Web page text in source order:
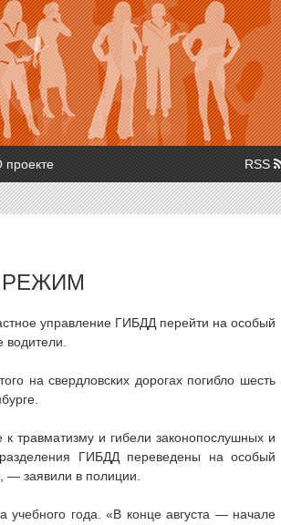
проекте RSS
РЕЖИМ
управление ГИБДД перейти на особый
на свердловских дорогах погибло шесть
травматизму и гибели законопослушных и
ГИБДД переведены на особый
заявили в полиции.
года. «В конце августа — начале